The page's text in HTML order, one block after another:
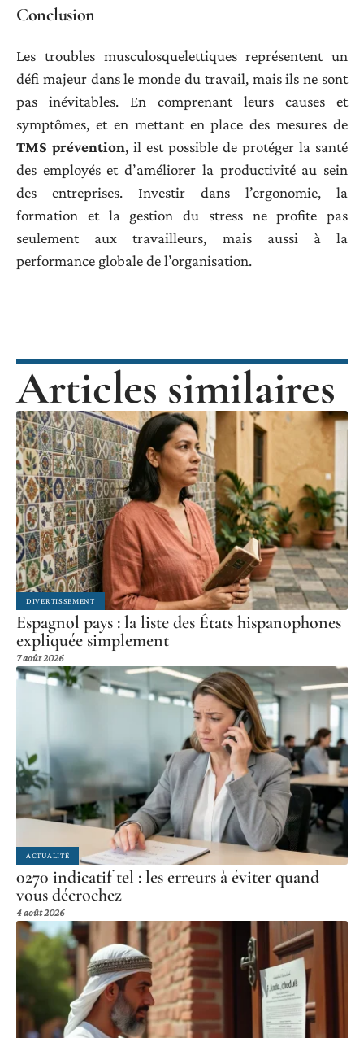
Conclusion
Les troubles musculosquelettiques représentent un
défi majeur dans le monde du travail, mais ils ne sont
pas inévitables. En comprenant leurs causes et
symptômes, et en mettant en place des mesures de
TMS prévention, il est possible de protéger la santé
des employés et d’améliorer la productivité au sein
des entreprises. Investir dans l’ergonomie, la
formation et la gestion du stress ne profite pas
seulement aux travailleurs, mais aussi à la
performance globale de l’organisation.
Articles similaires
DIVERTISSEMENT
Espagnol pays : la liste des États hispanophones
expliquée simplement
7 août 2026
ACTUALITÉ
0270 indicatif tel : les erreurs à éviter quand
vous décrochez
4 août 2026